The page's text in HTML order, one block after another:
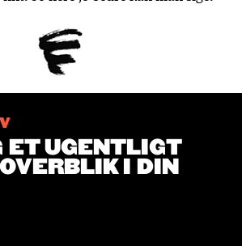
ET UGENTLIGT
I DIN